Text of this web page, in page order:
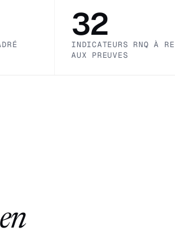
32
INDICATEURS RNQ À
AUX PREUVES